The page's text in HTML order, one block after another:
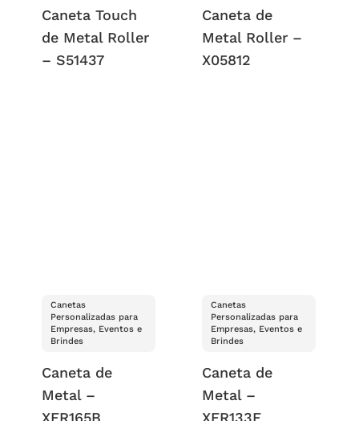
Caneta Touch
de Metal Roller
– S51437
Caneta de
Metal Roller –
X05812
Canetas
Personalizadas para
Empresas, Eventos e
Brindes
Caneta de
Metal –
XER165B
Canetas
Personalizadas para
Empresas, Eventos e
Brindes
Caneta de
Metal –
XER133F